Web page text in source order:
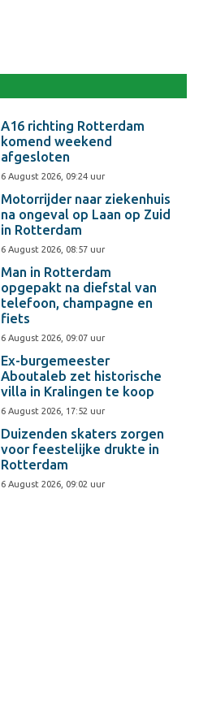
A16 richting Rotterdam
komend weekend
afgesloten
6 August 2026, 09:24 uur
Motorrijder naar ziekenhuis
na ongeval op Laan op Zuid
in Rotterdam
6 August 2026, 08:57 uur
Man in Rotterdam
opgepakt na diefstal van
telefoon, champagne en
fiets
6 August 2026, 09:07 uur
Ex-burgemeester
Aboutaleb zet historische
villa in Kralingen te koop
6 August 2026, 17:52 uur
Duizenden skaters zorgen
voor feestelijke drukte in
Rotterdam
6 August 2026, 09:02 uur